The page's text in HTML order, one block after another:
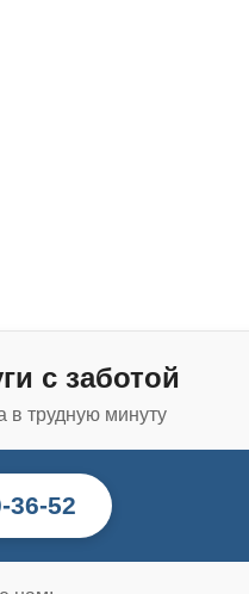
с заботой
в трудную минуту
36-52